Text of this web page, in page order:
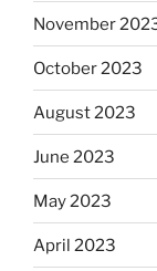
November
October 2023
August 2023
June 2023
May 2023
April 2023